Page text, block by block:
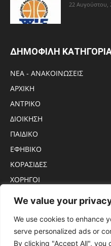
We value your
We use cookies to enhance
serve personalized ads or
By clicking "Accept All", you
22 Αυγούστου,
ΔΗΜΟΦΙΛΗ
ΝΕΑ - ΑΝΑΚΟΙΝΩΣΕΙΣ
ΑΡΧΙΚΗ
ΑΝTΡΙΚΟ
ΔΙΟΙΚΗΣΗ
ΠΑΙΔΙΚΟ
ΕΦΗΒΙΚΟ
ΚΟΡΑΣΙΔΕΣ
ΧΟΡΗΓΟΙ
Αρχική ΑΝTΡΙΚΟ ΝΕΑ